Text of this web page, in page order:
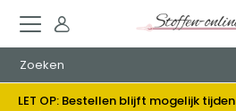
LET OP: Bestellen blijft mogelijk